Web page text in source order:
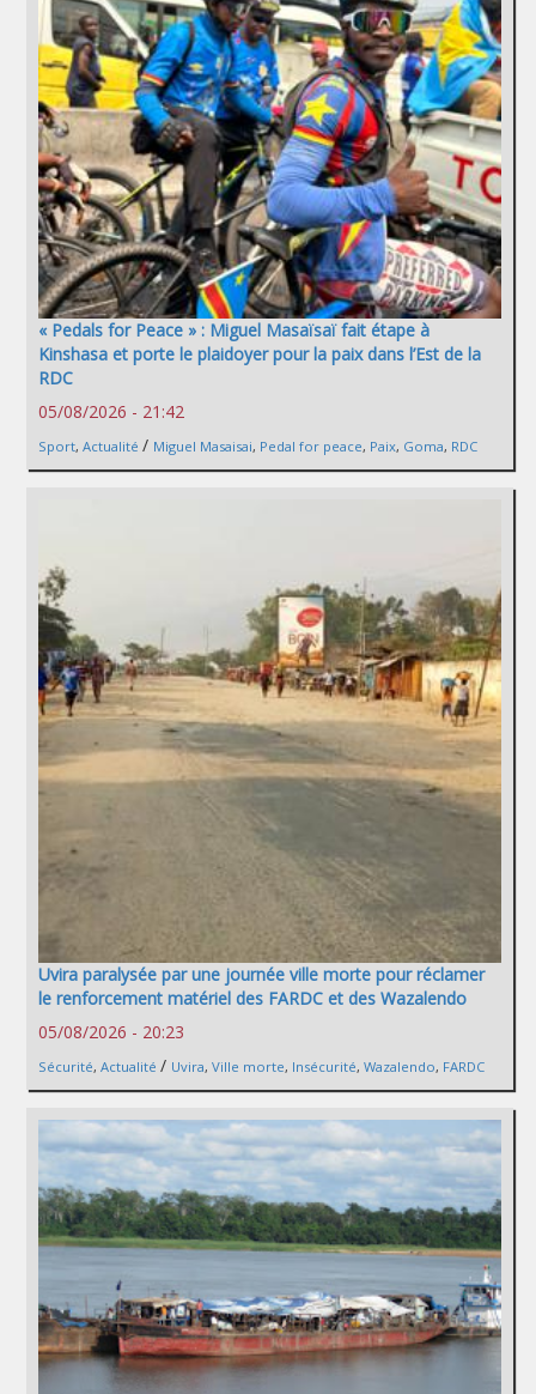
« Pedals for Peace » : Miguel Masaïsaï fait étape à
Kinshasa et porte le plaidoyer pour la paix dans l’Est de la
RDC
05/08/2026 - 21:42
Sport, Actualité / Miguel Masaisai, Pedal for peace, Paix, Goma, RDC
Uvira paralysée par une journée ville morte pour réclamer
le renforcement matériel des FARDC et des Wazalendo
05/08/2026 - 20:23
Sécurité, Actualité / Uvira, Ville morte, Insécurité, Wazalendo, FARDC